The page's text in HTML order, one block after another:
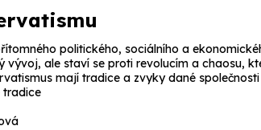
politického, sociálního a
vývoj, ale staví se proti revolucím a chaosu,
mají tradice a zvyky dané společnosti
tradice